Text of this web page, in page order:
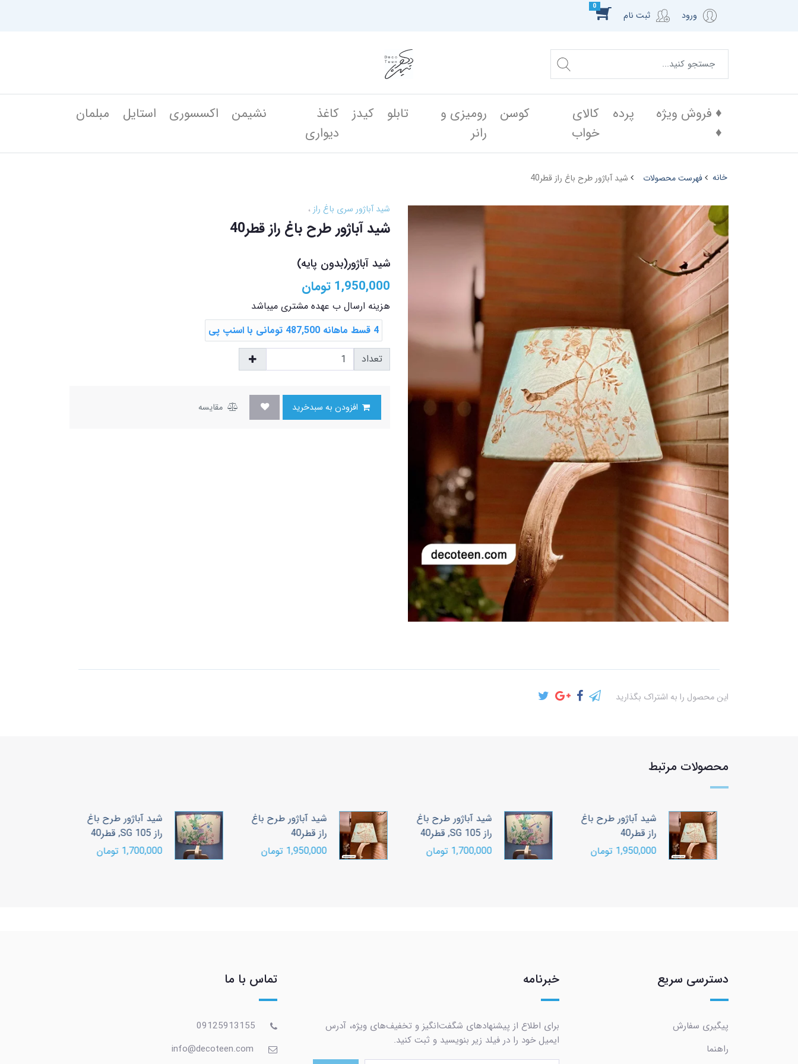
ورود ثبت نام
0
♦️ فروش ویژه
♦️
پرده
کالای
خواب
کوسن
رومیزی و
رانر
تابلو کیدز
کاغذ
دیواری
نشیمن اکسسوری استایل مبلمان
خانه فهرست محصولات شید آباژور طرح باغ راز قطر40
شید آباژور سری باغ راز
شید آباژور طرح باغ راز قطر40
شید آباژور(بدون پایه)
1,950,000 تومان
هزینه ارسال ب عهده مشتری میباشد
4 قسط ماهانه 487,500 تومانی با اسنپ ‌پی
تعداد
مقایسه
این محصول را به اشتراک بگذارید
محصولات مرتبط
شید آباژور طرح باغ
راز قطر40
1,950,000 تومان
شید آباژور طرح باغ
راز SG 105, قطر40
1,700,000 تومان
شید آباژور طرح باغ
راز قطر40
1,950,000 تومان
شید آباژور طرح باغ
راز SG 105, قطر40
1,700,000 تومان
دسترسی سریع
پیگیری سفارش
راهنما
خبرنامه
برای اطلاع از پیشنهادهای شگفت‌انگیز و تخفیف‌های ویژه، آدرس
ایمیل خود را در فیلد زیر بنویسید و ثبت کنید.
تماس با ما